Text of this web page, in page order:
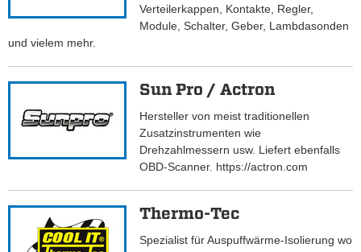
Verteilerkappen, Kontakte, Regler,
Module, Schalter, Geber, Lambdasonden
und vielem mehr.
Sun Pro / Actron
Hersteller von meist traditionellen
Zusatzinstrumenten wie
Drehzahlmessern usw. Liefert ebenfalls
OBD-Scanner. https://actron.com
Thermo-Tec
Spezialist für Auspuffwärme-Isolierung wo